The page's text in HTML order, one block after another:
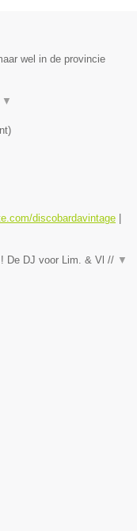
wel in de provincie
▼
)
discobardavintage
De DJ voor Lim. & Vl // ▼